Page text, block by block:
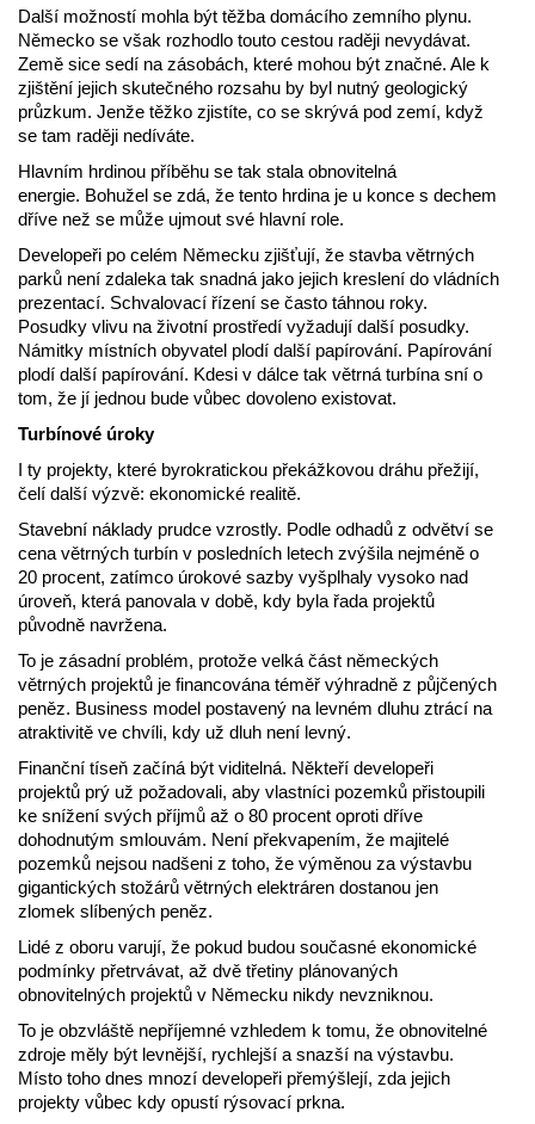
Další možností mohla být těžba domácího zemního plynu.
Německo se však rozhodlo touto cestou raději nevydávat.
Země sice sedí na zásobách, které mohou být značné. Ale k
zjištění jejich skutečného rozsahu by byl nutný geologický
průzkum. Jenže těžko zjistíte, co se skrývá pod zemí, když
se tam raději nedíváte.
Hlavním hrdinou příběhu se tak stala obnovitelná
energie. Bohužel se zdá, že tento hrdina je u konce s dechem
dříve než se může ujmout své hlavní role.
Developeři po celém Německu zjišťují, že stavba větrných
parků není zdaleka tak snadná jako jejich kreslení do vládních
prezentací. Schvalovací řízení se často táhnou roky.
Posudky vlivu na životní prostředí vyžadují další posudky.
Námitky místních obyvatel plodí další papírování. Papírování
plodí další papírování. Kdesi v dálce tak větrná turbína sní o
tom, že jí jednou bude vůbec dovoleno existovat.
Turbínové úroky
I ty projekty, které byrokratickou překážkovou dráhu přežijí,
čelí další výzvě: ekonomické realitě.
Stavební náklady prudce vzrostly. Podle odhadů z odvětví se
cena větrných turbín v posledních letech zvýšila nejméně o
20 procent, zatímco úrokové sazby vyšplhaly vysoko nad
úroveň, která panovala v době, kdy byla řada projektů
původně navržena.
To je zásadní problém, protože velká část německých
větrných projektů je financována téměř výhradně z půjčených
peněz. Business model postavený na levném dluhu ztrácí na
atraktivitě ve chvíli, kdy už dluh není levný.
Finanční tíseň začíná být viditelná. Někteří developeři
projektů prý už požadovali, aby vlastníci pozemků přistoupili
ke snížení svých příjmů až o 80 procent oproti dříve
dohodnutým smlouvám. Není překvapením, že majitelé
pozemků nejsou nadšeni z toho, že výměnou za výstavbu
gigantických stožárů větrných elektráren dostanou jen
zlomek slíbených peněz.
Lidé z oboru varují, že pokud budou současné ekonomické
podmínky přetrvávat, až dvě třetiny plánovaných
obnovitelných projektů v Německu nikdy nevzniknou.
To je obzvláště nepříjemné vzhledem k tomu, že obnovitelné
zdroje měly být levnější, rychlejší a snazší na výstavbu.
Místo toho dnes mnozí developeři přemýšlejí, zda jejich
projekty vůbec kdy opustí rýsovací prkna.